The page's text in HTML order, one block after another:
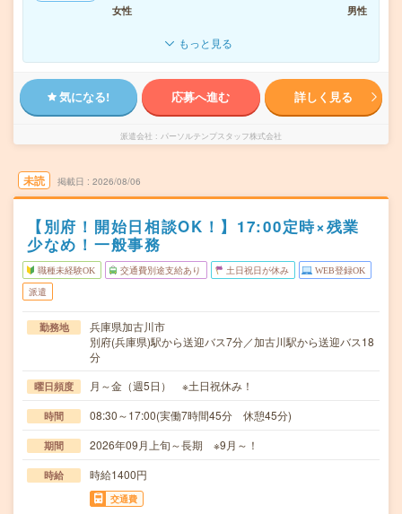
女性
男性
もっと見る
気になる! 応募へ進む 詳しく見る
派遣会社 パーソルテンプスタッフ株式会社
未読 掲載日 2026/08/06
【別府！開始日相談OK！】17:00定時×残業
少なめ！一般事務
職種未経験OK 交通費別途支給あり 土日祝日が休み WEB登録OK
派遣
勤務地
兵庫県加古川市
別府(兵庫県)駅から送迎バス7分／加古川駅から送迎バス18
分
曜日頻度 月～金（週5日） ※土日祝休み！
時間 08:30～17:00(実働7時間45分 休憩45分)
期間 2026年09月上旬～長期 ※9月～！
時給 時給1400円
交通費